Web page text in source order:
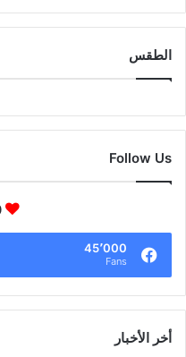
الطقس
Follow Us
45٬000
Fans
أخر الأخبار